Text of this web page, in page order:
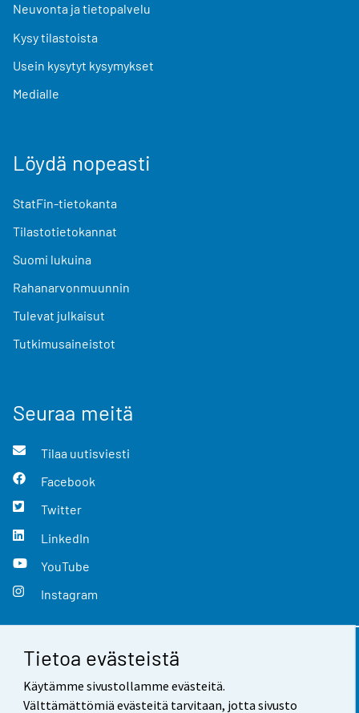
Tietoa evästeistä
Käytämme sivustollamme evästeitä.
Välttämättömiä evästeitä tarvitaan, jotta sivusto
Neuvonta ja tietopalvelu
Kysy tilastoista
Usein kysytyt kysymykset
Medialle
Löydä nopeasti
StatFin-tietokanta
Tilastotietokannat
Suomi lukuina
Rahanarvonmuunnin
Tulevat julkaisut
Tutkimusaineistot
Seuraa meitä
Tilaa uutisviesti
Facebook
Twitter
LinkedIn
YouTube
Instagram
Yhteystiedot
Palaute